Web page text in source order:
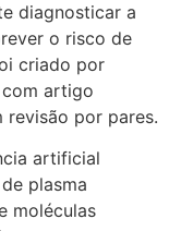
diagnosticar a
o risco de
criado por
artigo
revisão por pares.
artificial
plasma
moléculas